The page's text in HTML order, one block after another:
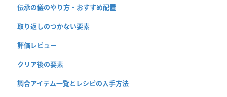
伝承の儀のやり方・おすすめ配置
取り返しのつかない要素
評価レビュー
クリア後の要素
調合アイテム一覧とレシピの入手方法